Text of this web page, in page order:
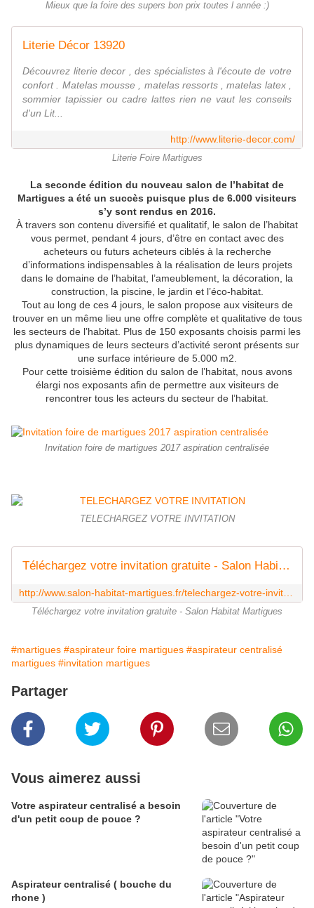
Mieux que la foire des supers bon prix toutes l année :)
Literie Décor 13920
Découvrez literie decor , des spécialistes à l'écoute de votre
confort . Matelas mousse , matelas ressorts , matelas latex ,
sommier tapissier ou cadre lattes rien ne vaut les conseils
d'un Lit...
http://www.literie-decor.com/
Literie Foire Martigues
La seconde édition du nouveau salon de l’habitat de
Martigues a été un succès puisque plus de 6.000 visiteurs
s’y sont rendus en 2016.
À travers son contenu diversifié et qualitatif, le salon de l’habitat
vous permet, pendant 4 jours, d’être en contact avec des
acheteurs ou futurs acheteurs ciblés à la recherche
d’informations indispensables à la réalisation de leurs projets
dans le domaine de l’habitat, l’ameublement, la décoration, la
construction, la piscine, le jardin et l’éco-habitat.
Tout au long de ces 4 jours, le salon propose aux visiteurs de
trouver en un même lieu une offre complète et qualitative de tous
les secteurs de l’habitat. Plus de 150 exposants choisis parmi les
plus dynamiques de leurs secteurs d’activité seront présents sur
une surface intérieure de 5.000 m2.
Pour cette troisième édition du salon de l’habitat, nous avons
élargi nos exposants afin de permettre aux visiteurs de
rencontrer tous les acteurs du secteur de l’habitat.
Invitation foire de martigues 2017 aspiration centralisée
TELECHARGEZ VOTRE INVITATION
Téléchargez votre invitation gratuite - Salon Habitat Martigues
Téléchargez votre invitation gratuite - Salon Habitat Martigues
#martigues #aspirateur foire martigues #aspirateur centralisé
martigues #invitation martigues
Partager
Vous aimerez aussi
Votre aspirateur centralisé a besoin
d'un petit coup de pouce ?
Aspirateur centralisé ( bouche du
rhone )